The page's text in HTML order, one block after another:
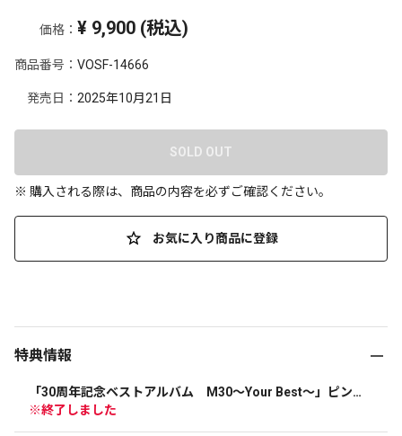
価格： ¥ 9,900 (税込)
商品番号： VOSF-14666
発売日： 2025年10月21日
SOLD OUT
※ 購入される際は、商品の内容を必ずご確認ください。
お気に入り商品に登録
特典情報
「30周年記念ベストアルバム　M30～Your Best～」ピンバ
ッジ
※終了しました